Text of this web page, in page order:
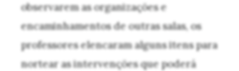
observarem as organizações e
encaminhamentos de outras salas, os
professores elencaram alguns itens para
nortear as intervenções que poderá